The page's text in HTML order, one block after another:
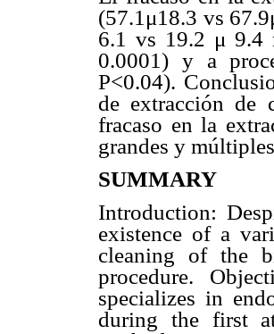
(57.1μ18.3 vs
6.1 vs 19.2 μ 9.4
0.0001) y a
P<0.04).
de extracción de
fracaso en la
grandes y
SUMMARY
Introduction:
existence of a
cleaning of the
procedure.
specializes in
during the first